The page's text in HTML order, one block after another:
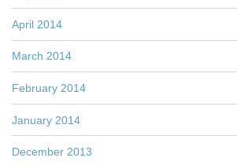
April 2014
March 2014
February 2014
January 2014
December 2013